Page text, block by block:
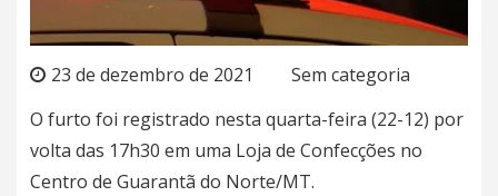
23 de dezembro de 2021
Sem categoria
O furto foi registrado nesta quarta-feira (22-12) por
volta das 17h30 em uma Loja de Confecções no
Centro de Guarantã do Norte/MT.